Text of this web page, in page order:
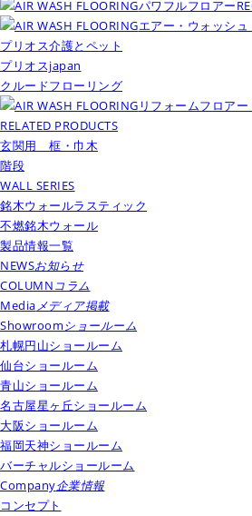
パワフルフロアー
エアー・ウォッシ
プリオス介護とペット
プリオスjapan
クルードフローリング
リフォームフロア
RELATED PRODUCTS
玄関用 框・巾木
階段
WALL SERIES
銘木ウォールラスティック
不燃銘木ウォール
製品情報一覧
NEWSお知らせ
COLUMNコラム
Mediaメディア掲載
Showroomショールーム
札幌円山ショールーム
仙台ショールーム
青山ショールーム
名古屋星ヶ丘ショールーム
大阪ショールーム
福岡天神ショールーム
バーチャルショールーム
Company企業情報
コンセプト